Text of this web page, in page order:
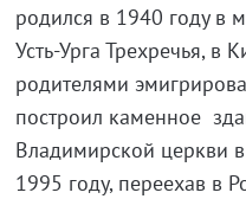
родился в 1940 году в
Усть-Урга Трехречья, в
родителями
построил каменное
Владимирской церкви
1995 году, переехав в